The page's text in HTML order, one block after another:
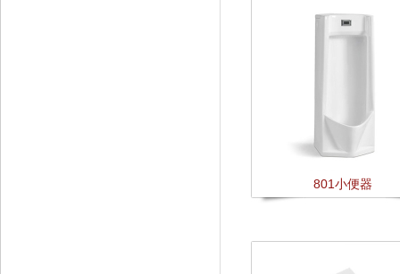
801小便器